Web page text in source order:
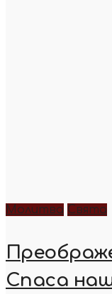
Молитва Свята
Спаса